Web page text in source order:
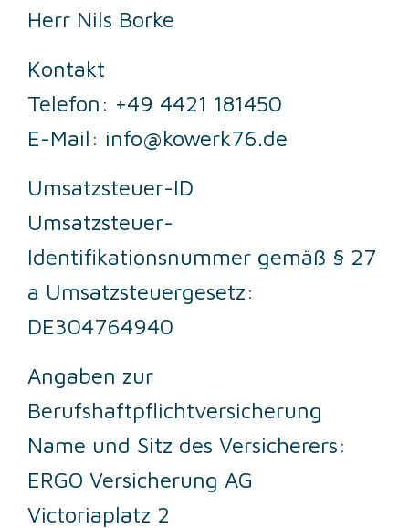
Herr Nils Borke
Kontakt
Telefon: +49 4421 181450
E-Mail: info@kowerk76.de
Umsatzsteuer-ID
Umsatzsteuer-
Identifikationsnummer gemäß § 27
a Umsatzsteuergesetz:
DE304764940
Angaben zur
Berufshaftpflichtversicherung
Name und Sitz des Versicherers:
ERGO Versicherung AG
Victoriaplatz 2